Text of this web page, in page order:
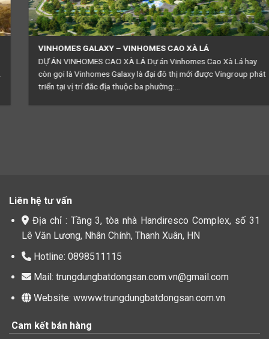
VINHOMES GALAXY – VINHOMES CAO XÀ LÁ
DỰ ÁN VINHOMES CAO XÀ LÁ Dự án Vinhomes Cao Xà Lá hay
còn gọi là Vinhomes Galaxy là đại đô thị mới được Vingroup phát
triển tại vị trí đắc địa thuộc ba phường:...
Liên hệ tư vấn
Địa chỉ : Tầng 3, tòa nhà Handiresco Complex, số 31
Lê Văn Lương, Nhân Chính, Thanh Xuân, HN
Hotline: 0898511115
Mail: trungdungbatdongsan.com.vn@gmail.com
Website: wwww.trungdungbatdongsan.com.vn
Cam kết bán hàng